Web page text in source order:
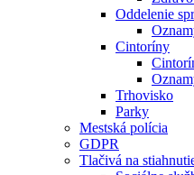
Oddelenie
Cintoríny
Trhovisko
Parky
Mestská polícia
GDPR
Tlačivá na